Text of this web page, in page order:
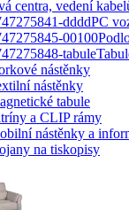
centra, vedení
PC
nástěnky
nástěnky
tabule
a CLIP rámy
nástěnky a
na tiskopisy